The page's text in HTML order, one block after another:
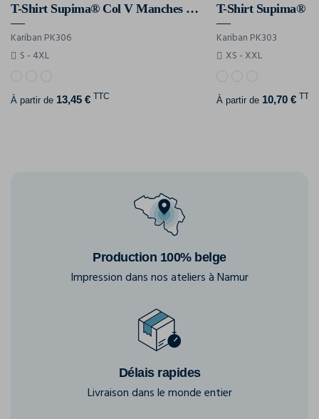
T-Shirt Supima® Col V Manches Longues Homme
Kariban PK306
S - 4XL
À partir de 13,45 € TTC
Kariban PK303
XS - XXL
À partir de 10,70 € TTC
Production 100% belge
Impression dans nos ateliers à Namur
Délais rapides
Livraison dans le monde entier